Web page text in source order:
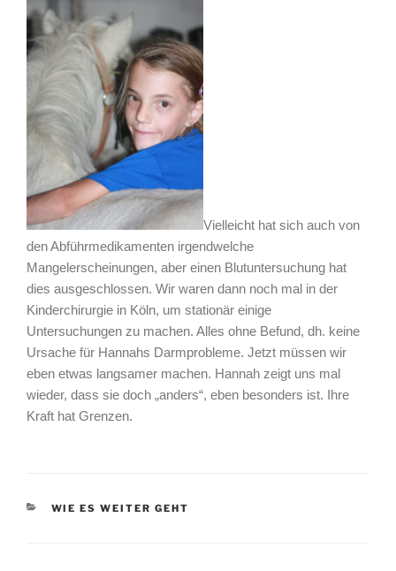
Vielleicht hat sich auch von
den Abführmedikamenten irgendwelche
Mangelerscheinungen, aber einen Blutuntersuchung hat
dies ausgeschlossen. Wir waren dann noch mal in der
Kinderchirurgie in Köln, um stationär einige
Untersuchungen zu machen. Alles ohne Befund, dh. keine
Ursache für Hannahs Darmprobleme. Jetzt müssen wir
eben etwas langsamer machen. Hannah zeigt uns mal
wieder, dass sie doch „anders“, eben besonders ist. Ihre
Kraft hat Grenzen.
KATEGORIEN
WIE ES WEITER GEHT